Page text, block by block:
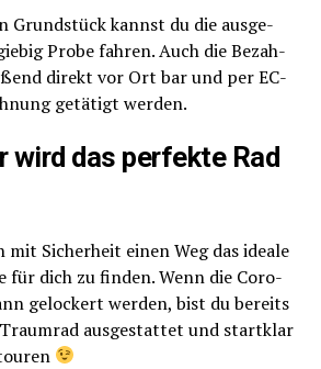
Grund­stück kannst du die aus­ge­
Pro­be fah­ren. Auch die Bezah­
direkt vor Ort bar und per EC-
getä­tigt werden.
wird das per­fek­te Rad
mit Sicher­heit einen Weg das idea­le
für dich zu fin­den. Wenn die Coro­
gelo­ckert wer­den, bist du bereits
aus­ge­stat­tet und start­klar